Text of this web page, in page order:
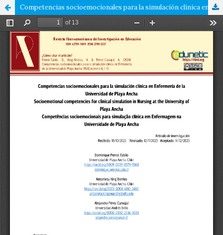
Competencias socioemocionales para la simulación clínica en Enfermería de la Universidad de Playa Ancha